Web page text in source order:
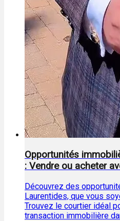
Opportunités
: Vendre ou acheter
Découvrez des
Laurentides, que vous
Trouvez le courtier idéal
transaction immobilière